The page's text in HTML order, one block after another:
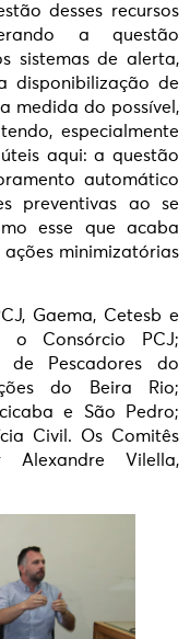
desses recursos
a questão
sistemas de alerta,
disponibilização de
medida do possível,
especialmente
aqui: a questão
automático
preventivas ao se
esse que acaba
minimizatórias
Gaema, Cetesb e
o Consórcio PCJ;
de Pescadores do
do Beira Rio;
e São Pedro;
Civil. Os Comitês
Alexandre Vilella,